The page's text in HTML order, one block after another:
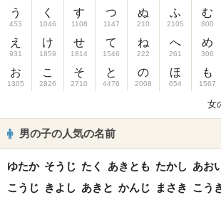
う
453
え
931
お
1305
く
1046
け
1859
こ
2826
す
1108
せ
1814
そ
2710
つ
1147
て
1546
と
4476
ぬ
210
ね
222
の
2008
ふ
2105
へ
261
ほ
654
む
800
め
306
も
1567
女
男の子の人気の名前
ゆたか そうじ たく あきとも たかし あお
こうじ きよし あきと かんじ まさき こう